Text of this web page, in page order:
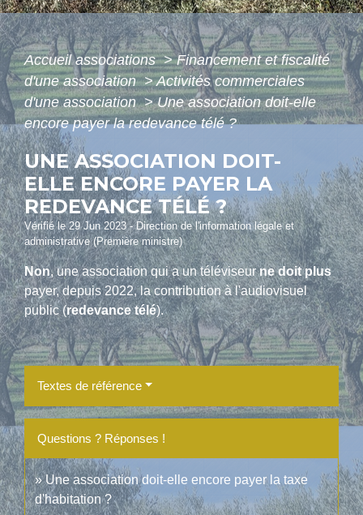
Accueil associations> Financement et fiscalité
d'une association> Activités commerciales
d'une association> Une association doit-elle
encore payer la redevance télé ?
UNE ASSOCIATION DOIT-
ELLE ENCORE PAYER LA
REDEVANCE TÉLÉ ?
Vérifié le 29 Jun 2023 - Direction de l'information légale et
administrative (Première ministre)
Non, une association qui a un téléviseurne doit plus
payer, depuis 2022, la contribution à l'audiovisuel
public (redevance télé).
Textes de référence
Questions ? Réponses !
Une association doit-elle encore payer la taxe
d'habitation ?